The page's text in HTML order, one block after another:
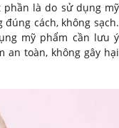
là do sử dụng mỹ
cách, không sạch.
mỹ phẩm cần lưu ý
an toàn, không gây hại